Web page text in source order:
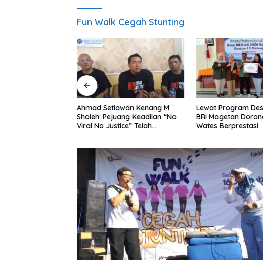
Fun Walk Cegah Stunting
Ahmad Setiawan Kenang M.
Sholeh: Pejuang Keadilan “No
Viral No Justice” Telah
Lewat Program
BRI Magetan
Wates Berprestasi